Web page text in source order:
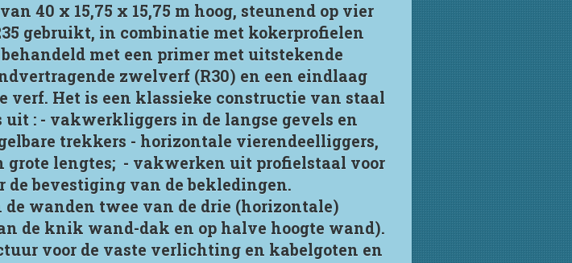
40 x 15,75 x 15,75 m hoog, steunend op vier
gebruikt, in combinatie met kokerprofielen
met een primer met uitstekende
zwelverf (R30) en een eindlaag
verf. Het is een klassieke constructie van staal
uit : - vakwerkliggers in de langse gevels en
trekkers - horizontale vierendeelliggers,
grote lengtes; - vakwerken uit profielstaal voor
de bevestiging van de bekledingen.
wanden twee van de drie (horizontale)
de knik wand-dak en op halve hoogte wand).
voor de vaste verlichting en kabelgoten en